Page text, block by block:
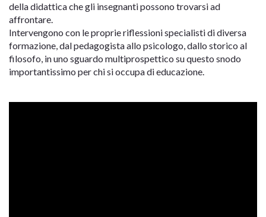
della didattica che gli insegnanti possono trovarsi ad
affrontare.
Intervengono con le proprie riflessioni specialisti di diversa
formazione, dal pedagogista allo psicologo, dallo storico al
filosofo, in uno sguardo multiprospettico su questo snodo
importantissimo per chi si occupa di educazione.